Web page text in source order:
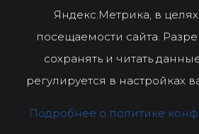
Яндекс.Метрика, в
посещаемости сайта.
сохранять и читать
регулируется в настройках
Подробнее о политике